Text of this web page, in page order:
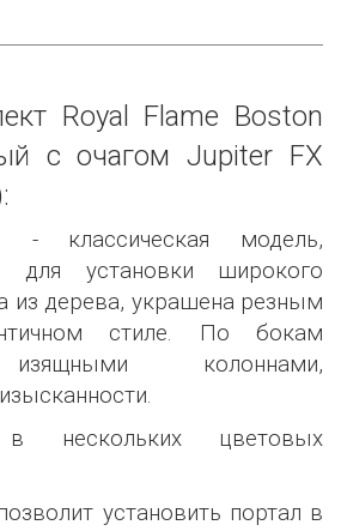
Royal Flame Boston
с очагом Jupiter FX
- классическая модель,
для установки широкого
из дерева, украшена резным
стиле. По бокам
колоннами,
в нескольких цветовых
установить портал в